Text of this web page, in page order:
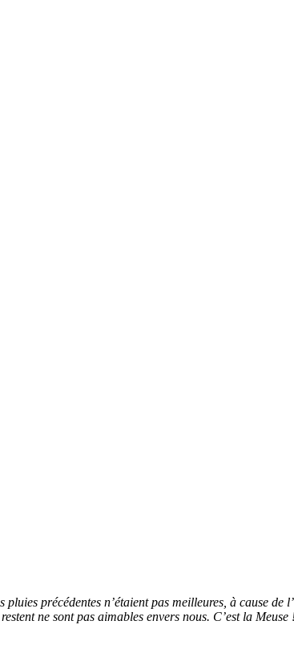
précédentes n’étaient pas meilleures, à cause de
ne sont pas aimables envers nous. C’est la Meuse